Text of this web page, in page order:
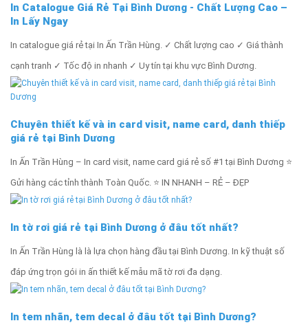
In Catalogue Giá Rẻ Tại Bình Dương - Chất Lượng Cao –
In Lấy Ngay
In catalogue giá rẻ tại In Ấn Trần Hùng. ✓ Chất lượng cao ✓ Giá thành
cạnh tranh ✓ Tốc độ in nhanh ✓ Uy tín tại khu vực Bình Dương.
Chuyên thiết kế và in card visit, name card, danh thiếp
giá rẻ tại Bình Dương
In Ấn Trần Hùng – In card visit, name card giá rẻ số #1 tại Bình Dương ⭐
Gửi hàng các tỉnh thành Toàn Quốc. ⭐ IN NHANH – RẺ – ĐẸP
In tờ rơi giá rẻ tại Bình Dương ở đâu tốt nhất?
In Ấn Trần Hùng là là lựa chọn hàng đầu tại Bình Dương. In kỹ thuật số
đáp ứng trọn gói in ấn thiết kế mẫu mã tờ rơi đa dạng.
In tem nhãn, tem decal ở đâu tốt tại Bình Dương?